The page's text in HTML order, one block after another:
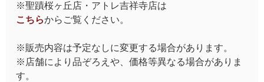
※聖蹟桜ヶ丘店・アトレ吉祥寺店は
こちらからご覧ください。
※販売内容は予定なしに変更する場合があります。
※店舗により品ぞろえや、価格等異なる場合がありま
す。